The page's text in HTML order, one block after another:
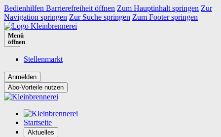
Bedienhilfen Barrierefreiheit öffnen Zum Hauptinhalt springen Zur
Navigation springen Zur Suche springen Zum Footer springen
Menü
öffnen
Stellenmarkt
Abo-Vorteile nutzen
Startseite
Aktuelles